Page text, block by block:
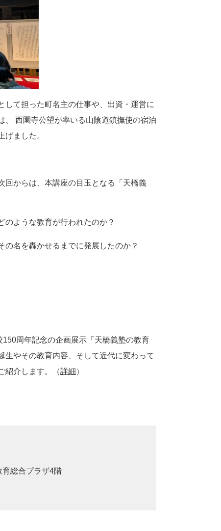
て担った町名主の仕事や、出資・運営に
、 西園寺公望が率いる山陰道鎮撫使の宿泊
ました。
からは、本講座の目玉となる「天橋義
ような教育が行われたのか？
名を轟かせるまでに発展したのか？
周年記念の企画展示「天橋義塾の教育
生やその教育内容、そして近代に変わって
紹介します。（詳細）
総合プラザ4階